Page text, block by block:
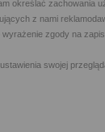
określać zachowania
z nami
zgody na
swojej